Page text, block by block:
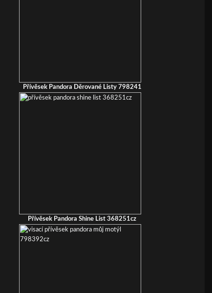
Přívěsek Pandora Děrované Listy 798241
Přívěsek Pandora Shine List 368251cz